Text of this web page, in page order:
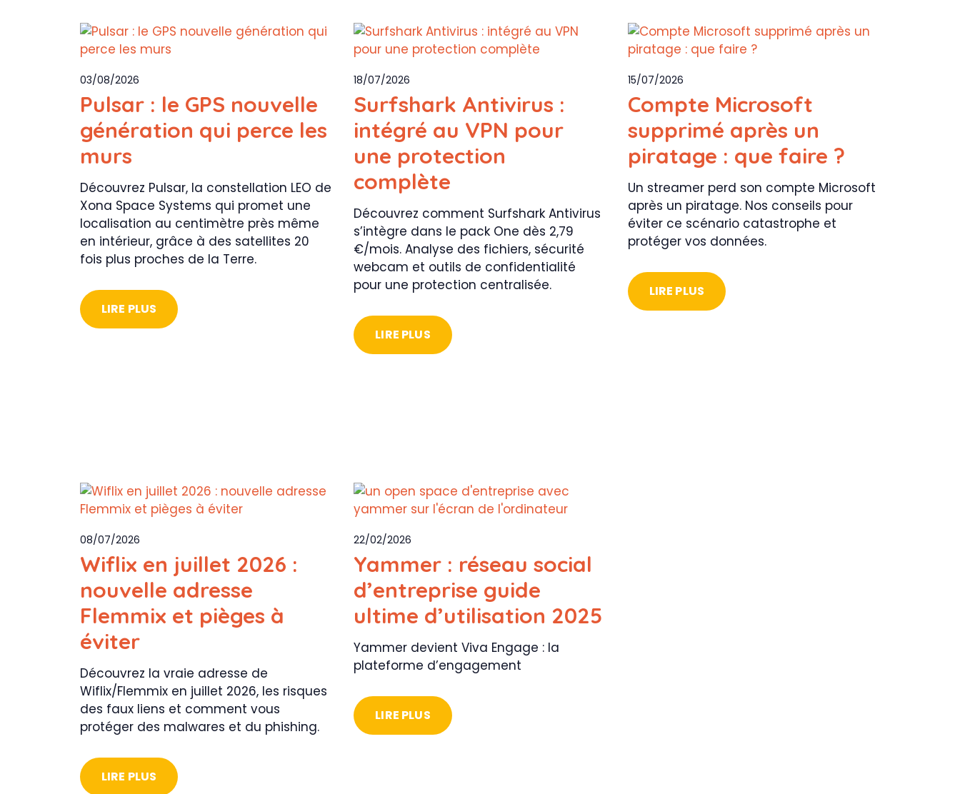
03/08/2026
Pulsar : le GPS nouvelle
génération qui perce les
murs
Découvrez Pulsar, la constellation LEO de
Xona Space Systems qui promet une
localisation au centimètre près même
en intérieur, grâce à des satellites 20
fois plus proches de la Terre.
LIRE PLUS
18/07/2026
Surfshark Antivirus :
intégré au VPN pour
une protection
complète
Découvrez comment Surfshark Antivirus
s’intègre dans le pack One dès 2,79
€/mois. Analyse des fichiers, sécurité
webcam et outils de confidentialité
pour une protection centralisée.
LIRE PLUS
15/07/2026
Compte Microsoft
supprimé après un
piratage : que faire ?
Un streamer perd son compte Microsoft
après un piratage. Nos conseils pour
éviter ce scénario catastrophe et
protéger vos données.
LIRE PLUS
08/07/2026
Wiflix en juillet 2026 :
nouvelle adresse
Flemmix et pièges à
éviter
Découvrez la vraie adresse de
Wiflix/Flemmix en juillet 2026, les risques
des faux liens et comment vous
protéger des malwares et du phishing.
LIRE PLUS
22/02/2026
Yammer : réseau social
d’entreprise guide
ultime d’utilisation 2025
Yammer devient Viva Engage : la
plateforme d’engagement
LIRE PLUS